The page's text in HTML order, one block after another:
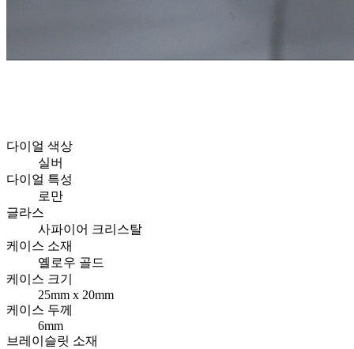
다이얼 색상
실버
다이얼 특성
로만
글라스
사파이어 크리스탈
케이스 소재
옐로우 골드
케이스 크기
25mm x 20mm
케이스 두께
6mm
브레이슬릿 소재